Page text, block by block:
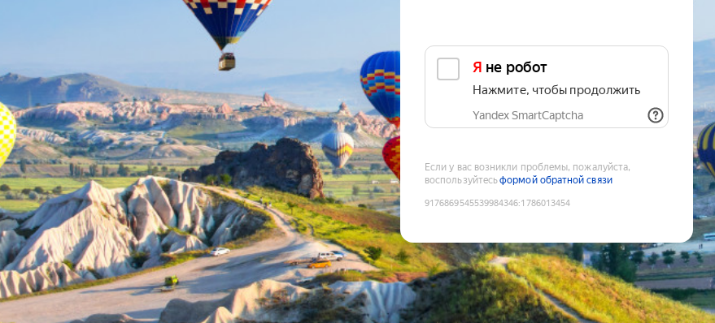
Я не робот
Нажмите, чтобы продолжить
Yandex SmartCaptcha
Если у вас возникли проблемы, пожалуйста,
воспользуйтесьформой обратной связи
9176869545539984346:1786013454